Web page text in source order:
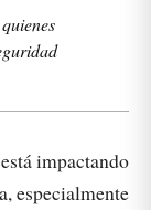
impactando
especialmente